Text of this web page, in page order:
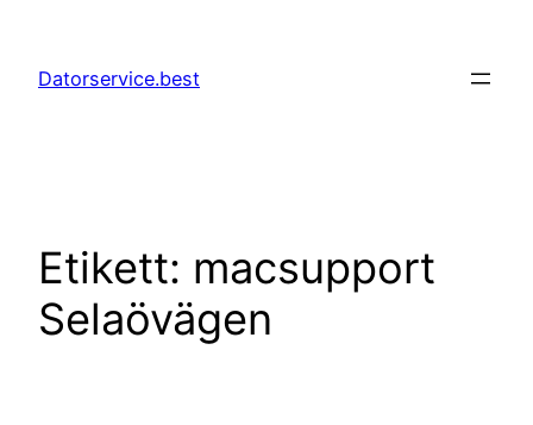
innehåll
Datorservice.best
Etikett: macsupport
Selaövägen